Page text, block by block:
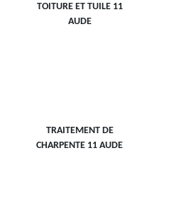
TOITURE ET TUILE 11
AUDE
TRAITEMENT DE
CHARPENTE 11 AUDE